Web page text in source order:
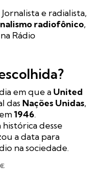
Jornalista e radialista,
radiofônico,
Rádio
em que a United
das Nações Unidas,
1946.
desse
a data para
na sociedade.